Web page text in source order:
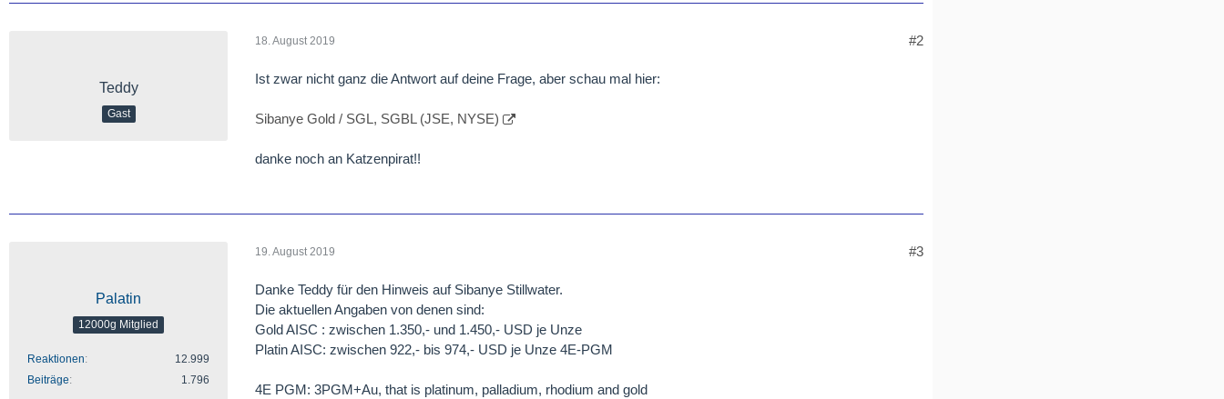
Teddy
Gast
18. August 2019 #2
Ist zwar nicht ganz die Antwort auf deine Frage, aber schau mal hier:
Sibanye Gold / SGL, SGBL (JSE, NYSE)
danke noch an Katzenpirat!!
Palatin
12000g Mitglied
Reaktionen
12.999
Beiträge
1.796
19. August 2019 #3
Danke Teddy für den Hinweis auf Sibanye Stillwater.
Die aktuellen Angaben von denen sind:
Gold AISC : zwischen 1.350,- und 1.450,- USD je Unze
Platin AISC: zwischen 922,- bis 974,- USD je Unze 4E-PGM
4E PGM: 3PGM+Au, that is platinum, palladium, rhodium and gold